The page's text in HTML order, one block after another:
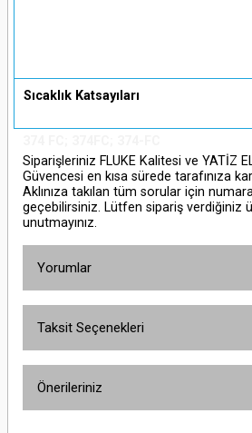
Sıcaklık Katsayıları
Siparişleriniz FLUKE Kalitesi ve YATİZ
Güvencesi en kısa sürede tarafınıza
Aklınıza takılan tüm sorular için
geçebilirsiniz. Lütfen sipariş verdiğiniz
unutmayınız.
Yorumlar
Taksit Seçenekleri
Önerileriniz